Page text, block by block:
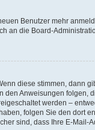
Benutzer mehr
an die Board-
diese stimmen, dann
Anweisungen folgen,
werden –
folgen Sie den dort
sind, dass Ihre E-